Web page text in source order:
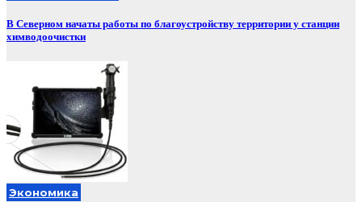
В Северном начаты работы по благоустройству территории у станции
химводоочистки
Экономика